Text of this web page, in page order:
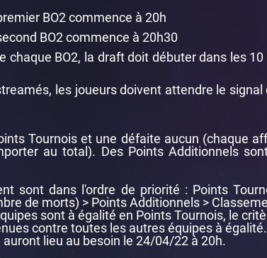
BO2 commence à 20h
BO2 commence à 20h30
chaque BO2, la draft doit débuter dans les
les joueurs doivent attendre le
Tournois et une défaite aucun (chaque
au total). Des Points Additionnels
sont dans l'ordre de priorité : Points
de morts) > Points Additionnels >
sont à égalité en Points Tournois, le
contre toutes les autres équipes à égalité.
lieu au besoin le 24/04/22 à 20h.